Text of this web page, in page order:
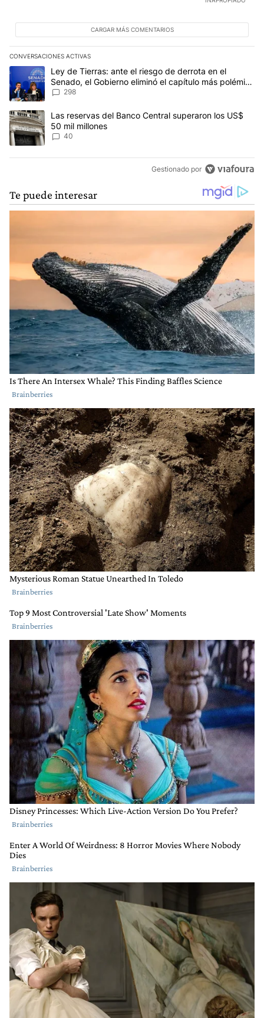
CARGAR MÁS COMENTARIOS
CONVERSACIONES ACTIVAS
Este listado muestra los artículos con más comentarios en los
Un artículo de tendencia con el título "Ley de Tierras: ante el
Ley de Tierras: ante el riesgo de derrota en el
Senado, el Gobierno eliminó el capítulo más polémico
del proyecto
298
Un artículo de tendencia con el título "Las reservas del Banco
Las reservas del Banco Central superaron los US$
50 mil millones
40
Gestionado por